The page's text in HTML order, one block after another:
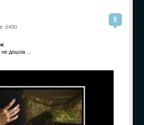
0
6490
дошла ...